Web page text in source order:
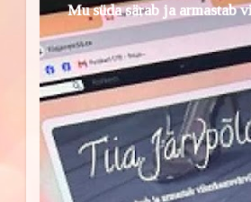
Mu süda särab ja armastab